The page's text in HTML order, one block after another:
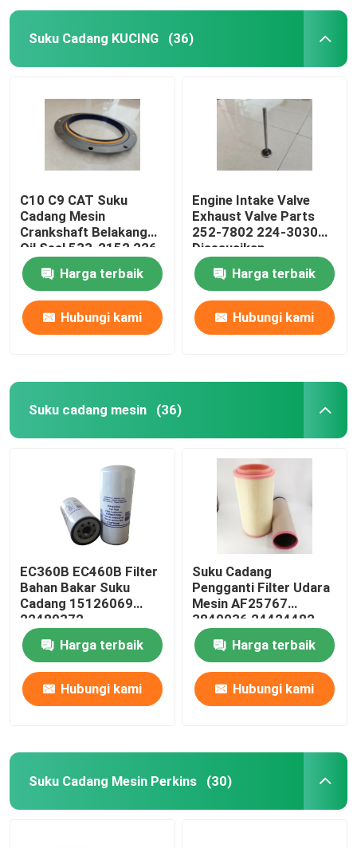
Suku Cadang KUCING (36)
C10 C9 CAT Suku
Cadang Mesin
Crankshaft Belakang
Oil Seal 533-2152 226-
4757 2264757
Harga terbaik
Hubungi kami
Engine Intake Valve
Exhaust Valve Parts
252-7802 224-3030
Disesuaikan
Harga terbaik
Hubungi kami
Suku cadang mesin (36)
EC360B EC460B Filter
Bahan Bakar Suku
Cadang 15126069
22480372
Harga terbaik
Hubungi kami
Suku Cadang
Pengganti Filter Udara
Mesin AF25767
3840036 24424482
Harga terbaik
Hubungi kami
Suku Cadang Mesin Perkins (30)